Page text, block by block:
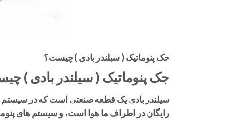
جک پنوماتیک ( سیلندر بادی ) چیست؟
جک پنوماتیک ( سیلندر بادی )
سیلندر بادی یک قطعه صنعتی است که در سیستم